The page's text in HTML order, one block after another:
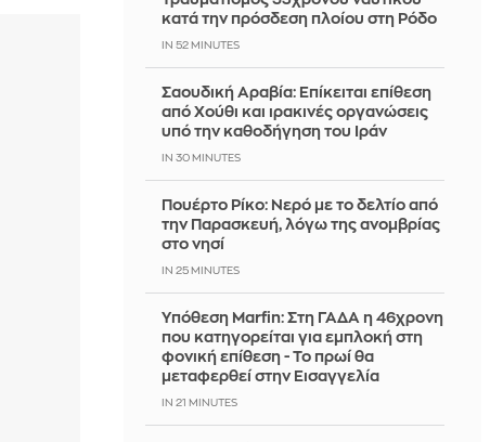
κατά την πρόσδεση πλοίου στη Ρόδο
IN 52 MINUTES
Σαουδική Αραβία: Επίκειται επίθεση
από Χούθι και ιρακινές οργανώσεις
υπό την καθοδήγηση του Ιράν
IN 30 MINUTES
Πουέρτο Ρίκο: Νερό με το δελτίο από
την Παρασκευή, λόγω της ανομβρίας
στο νησί
IN 25 MINUTES
Υπόθεση Marfin: Στη ΓΑΔΑ η 46χρονη
που κατηγορείται για εμπλοκή στη
φονική επίθεση - Το πρωί θα
μεταφερθεί στην Εισαγγελία
IN 21 MINUTES